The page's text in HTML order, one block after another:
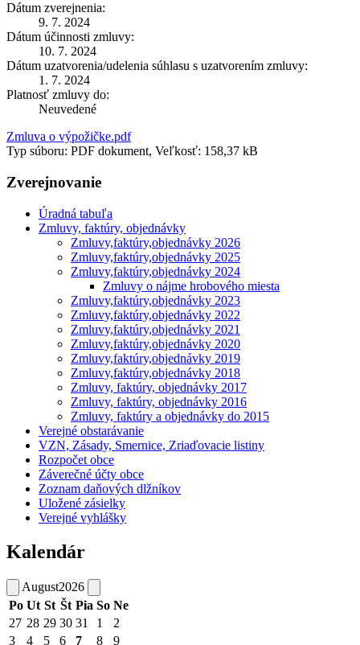
Dátum zverejnenia:
9. 7. 2024
Dátum účinnosti zmluvy:
10. 7. 2024
Dátum uzatvorenia/udelenia súhlasu s uzatvorením zmluvy:
1. 7. 2024
Platnosť zmluvy do:
Neuvedené
Zmluva o výpožičke.pdf
Typ súboru: PDF dokument, Veľkosť: 158,37 kB
Zverejnovanie
Úradná tabuľa
Zmluvy, faktúry, objednávky
Zmluvy,faktúry,objednávky 2026
Zmluvy,faktúry,objednávky 2025
Zmluvy,faktúry,objednávky 2024
Zmluvy o nájme hrobového miesta
Zmluvy,faktúry,objednávky 2023
Zmluvy,faktúry,objednávky 2022
Zmluvy,faktúry,objednávky 2021
Zmluvy,faktúry,objednávky 2020
Zmluvy,faktúry,objednávky 2019
Zmluvy,faktúry,objednávky 2018
Zmluvy, faktúry, objednávky 2017
Zmluvy, faktúry, objednávky 2016
Zmluvy, faktúry a objednávky do 2015
Verejné obstarávanie
VZN, Zásady, Smernice, Zriaďovacie listiny
Rozpočet obce
Záverečné účty obce
Zoznam daňových dlžníkov
Uložené zásielky
Verejné vyhlášky
Kalendár
August2026
Po Ut St Št Pia So Ne
27 28 29 30 31 1
2
3
4 5 6 7 8
9